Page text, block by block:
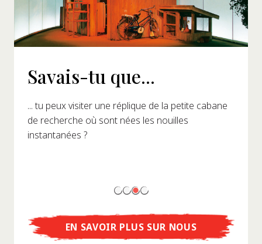
Savais-tu que...
... tu peux visiter une réplique de la petite cabane
de recherche où sont nées les nouilles
instantanées ?
EN SAVOIR PLUS SUR NOUS